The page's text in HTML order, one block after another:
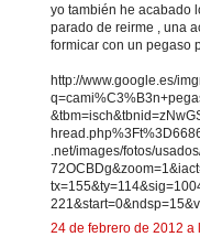
yo también he acabado
parado de reirme , una
formicar con un pegaso
http://www.google.es/
.net/images/fotos/
24 de febrero de 2012 a